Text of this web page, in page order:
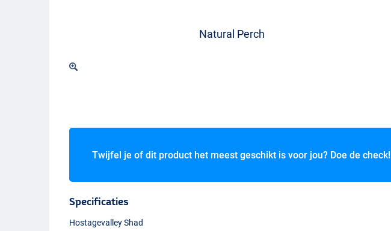
Natural Perch
Twijfel je of dit product het meest geschikt is voor jou? Doe de check!
Specificaties
Hostagevalley Shad